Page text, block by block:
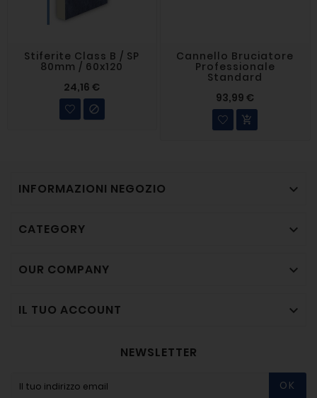
Stiferite Class B / SP
80mm / 60x120
24,16 €

Cannello Bruciatore
Professionale
Standard
93,99 €

INFORMAZIONI NEGOZIO 
CATEGORY 
OUR COMPANY 
IL TUO ACCOUNT 
NEWSLETTER
OK